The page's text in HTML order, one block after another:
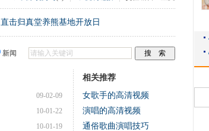
直击归真堂养熊基地开放日
新闻
09-02-09
10-01-22
10-01-19
相关推荐
女歌手的高清视频
演唱的高清视频
通俗歌曲演唱技巧